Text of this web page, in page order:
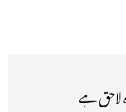
لاحق ہے